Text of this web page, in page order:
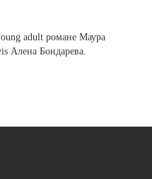
adult романе Маура
Алена Бондарева.